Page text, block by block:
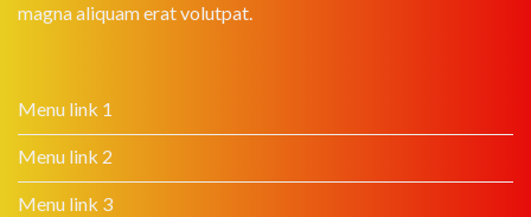
magna aliquam erat volutpat.
Menu link 1
Menu link 2
Menu link 3